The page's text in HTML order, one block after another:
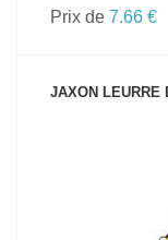
Prix de 7.66 €
JAXON LEURRE